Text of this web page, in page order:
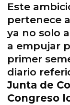
Este
pertenece
ya no solo
a empujar
primer
diario
Junta de
Congreso